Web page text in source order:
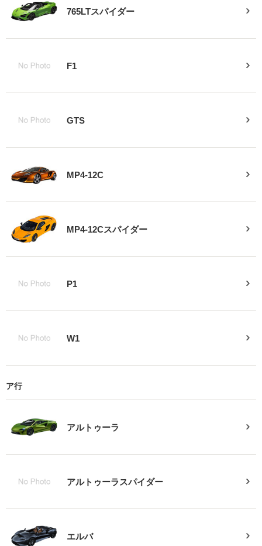
765LTスパイダー
F1
GTS
MP4-12C
MP4-12Cスパイダー
P1
W1
ア行
アルトゥーラ
アルトゥーラスパイダー
エルバ